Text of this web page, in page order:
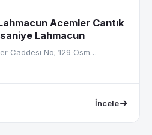
Acemler Cantık
Lahmacun
Caddesi No; 129 Osm…
İncele